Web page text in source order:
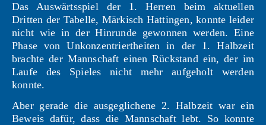
Das Auswärtsspiel der 1. Herren beim aktuellen
Dritten der Tabelle, Märkisch Hattingen, konnte leider
nicht wie in der Hinrunde gewonnen werden. Eine
Phase von Unkonzentriertheiten in der 1. Halbzeit
brachte der Mannschaft einen Rückstand ein, der im
Laufe des Spieles nicht mehr aufgeholt werden
konnte.
Aber gerade die ausgeglichene 2. Halbzeit war ein
Beweis dafür, dass die Mannschaft lebt. So konnte